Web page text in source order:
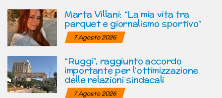
Marta Villani: “La mia vita tra
parquet e giornalismo sportivo”
7 Agosto 2026
“Ruggi”, raggiunto accordo
importante per l’ottimizzazione
delle relazioni sindacali
7 Agosto 2026